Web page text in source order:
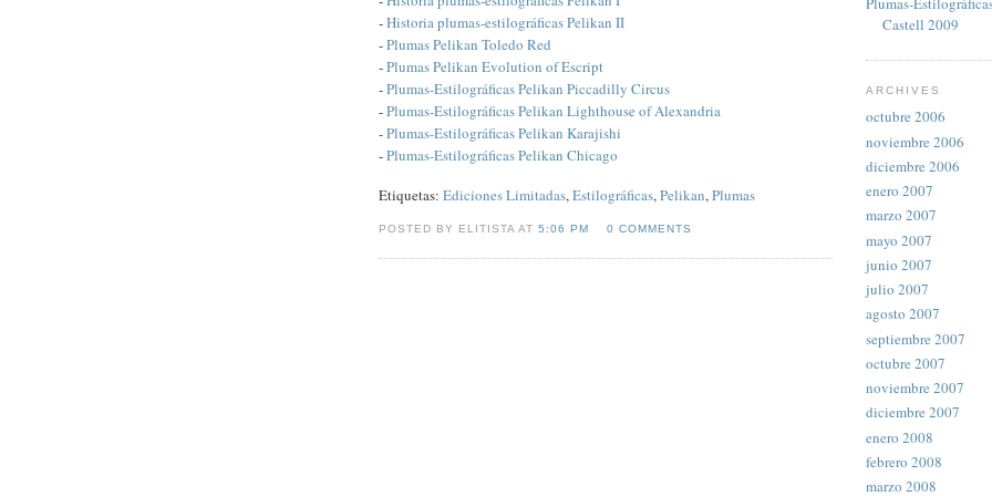
-Historia plumas-estilográficas Pelikan II
-Plumas Pelikan Toledo Red
-Plumas Pelikan Evolution of Escript
-Plumas-Estilográficas Pelikan Piccadilly Circus
-Plumas-Estilográficas Pelikan Lighthouse of Alexandria
-Plumas-Estilográficas Pelikan Karajishi
-Plumas-Estilográficas Pelikan Chicago
Etiquetas: Ediciones Limitadas,Estilográficas,Pelikan,Plumas
POSTED BY ELITISTA AT5:06 PM 0 COMMENTS
Castell 2009
ARCHIVES
octubre 2006
noviembre 2006
diciembre 2006
enero 2007
marzo 2007
mayo 2007
junio 2007
julio 2007
agosto 2007
septiembre 2007
octubre 2007
noviembre 2007
diciembre 2007
enero 2008
febrero 2008
marzo 2008